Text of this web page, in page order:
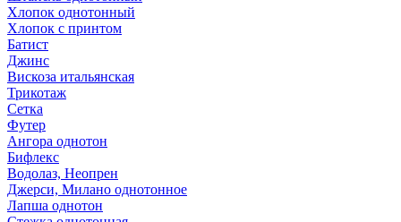
Хлопок однотонный
Хлопок с принтом
Батист
Джинс
Вискоза итальянская
Трикотаж
Сетка
Футер
Ангора однотон
Бифлекс
Водолаз, Неопрен
Джерси, Милано однотонное
Лапша однотон